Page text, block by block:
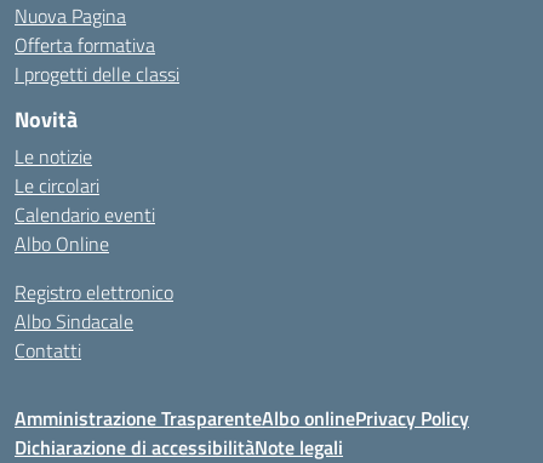
Nuova Pagina
Offerta formativa
I progetti delle classi
Novità
Le notizie
Le circolari
Calendario eventi
Albo Online
Registro elettronico
Albo Sindacale
Contatti
Amministrazione TrasparenteAlbo onlinePrivacy Policy
Dichiarazione di accessibilitàNote legali